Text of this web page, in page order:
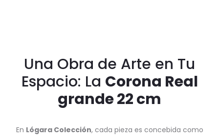
Una Obra de Arte en Tu
Espacio: La Corona Real
grande 22 cm
En Lógara Colección, cada pieza es concebida como